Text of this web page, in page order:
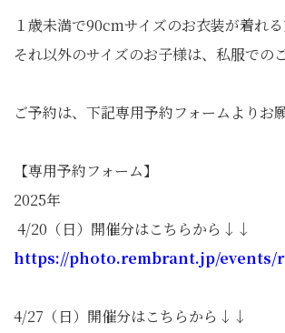
１歳未満で90cmサイズのお衣装が着れる
それ以外のサイズのお子様は、私服での
ご予約は、下記専用予約フォームよりお
【専用予約フォーム】
2025年
4/20（日）開催分はこちらから↓↓
https://photo.rembrant.jp/events/
4/27（日）開催分はこちらから↓↓